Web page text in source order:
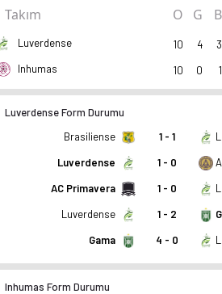
Takım O G B
Luverdense 10 4 3
Inhumas 10 0 1
Luverdense Form Durumu
Brasiliense 1 - 1
Luverdense 1 - 0
AC Primavera 1 - 0
Luverdense 1 - 2
Gama 4 - 0
Inhumas Form Durumu